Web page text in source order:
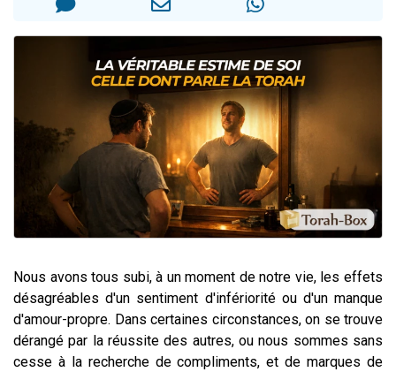
61 personnes viennent de demander une bénédiction
Ariel vient de donner son Maasser
Il reste 49 places pour étudier en groupe sur Zoom
Eva vient de donner son Maasser
Nous avons tous subi, à un moment de notre vie, les effets
désagréables d'un sentiment d'infériorité ou d'un manque
d'amour-propre. Dans certaines circonstances, on se trouve
dérangé par la réussite des autres, ou nous sommes sans
cesse à la recherche de compliments, et de marques de